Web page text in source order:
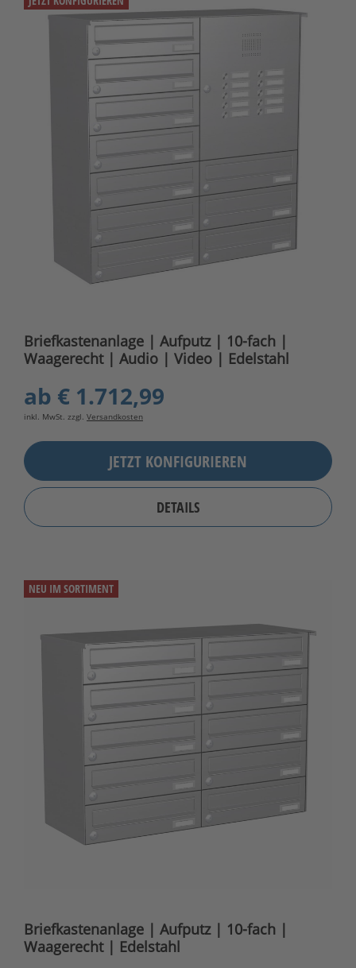
Briefkastenanlage | Aufputz | 10-fach |
Waagerecht | Audio | Video | Edelstahl
ab € 1.712,99
inkl. MwSt. zzgl. Versandkosten
JETZT KONFIGURIEREN
DETAILS
NEU IM SORTIMENT
Briefkastenanlage | Aufputz | 10-fach |
Waagerecht | Edelstahl